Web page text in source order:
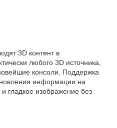
3D контент в
любого 3D источника,
консоли. Поддержка
информации на
гладкое изображение без